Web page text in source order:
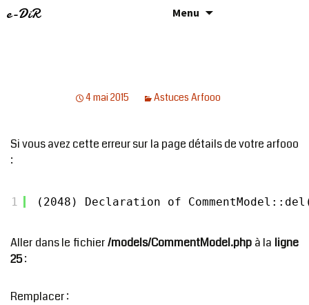
e-DiR Menu
4 mai 2015 Astuces Arfooo
Si vous avez cette erreur sur la page détails de votre arfooo
:
1 (2048) Declaration of
Aller dans le fichier/models/CommentModel.phpà la ligne
25:
Remplacer :